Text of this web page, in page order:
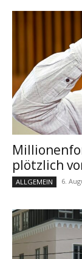
plötzlich
ALLGEMEIN 6.